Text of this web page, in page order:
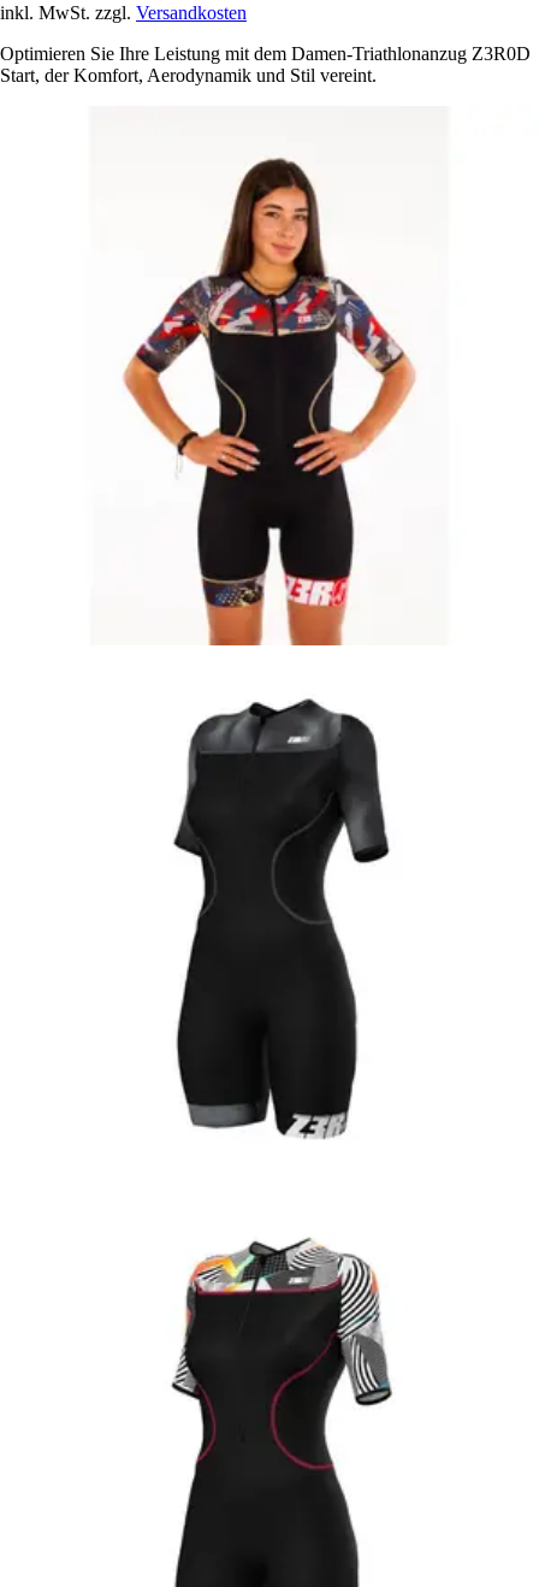
inkl. MwSt. zzgl. Versandkosten
Optimieren Sie Ihre Leistung mit dem Damen-Triathlonanzug Z3R0D
Start, der Komfort, Aerodynamik und Stil vereint.